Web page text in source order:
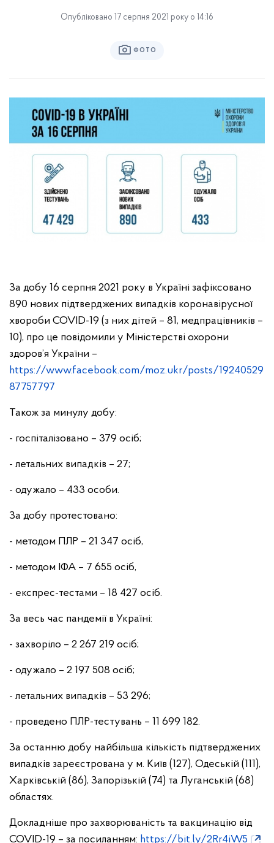
Опубліковано 17 серпня 2021 року о 14:16
ФОТО
За добу 16 серпня 2021 року в Україні зафіксовано
890 нових підтверджених випадків коронавірусної
хвороби COVID-19 (з них дітей – 81, медпрацівників –
10), про це повідомили у Міністерстві охорони
здоров’я України –
https://www.facebook.com/moz.ukr/posts/19240529
87757797
Також за минулу добу:
- госпіталізовано – 379 осіб;
- летальних випадків – 27;
- одужало – 433 особи.
За добу протестовано:
- методом ПЛР – 21 347 осіб,
- методом ІФА – 7 655 осіб,
- експрес-тестами – 18 427 осіб.
За весь час пандемії в Україні:
- захворіло – 2 267 219 осіб;
- одужало – 2 197 508 осіб;
- летальних випадків – 53 296;
- проведено ПЛР-тестувань – 11 699 182.
За останню добу найбільша кількість підтверджених
випадків зареєстрована у м. Київ (127), Одеській (111),
Харківській (86), Запорізькій (74) та Луганській (68)
областях.
Докладніше про захворюваність та вакцинацію від
COVID-19 – за посиланням: https://bit.ly/2Rr4iW5